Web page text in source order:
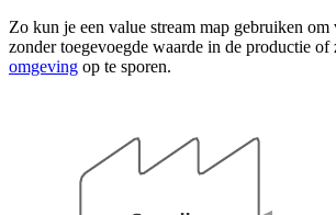
Zo kun je een value stream map gebruiken
zonder toegevoegde waarde in de productie of
omgeving op te sporen.